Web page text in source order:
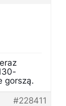
gorszą.
#228411